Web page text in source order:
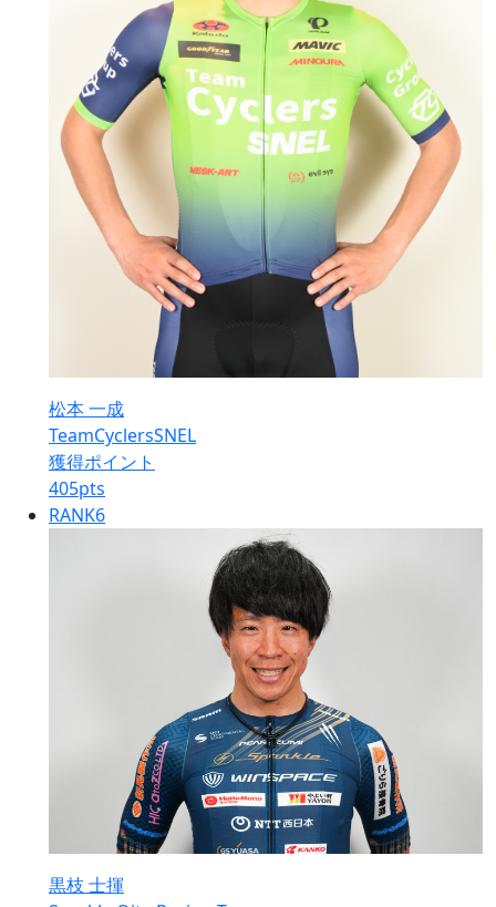
松本 一成
TeamCyclersSNEL
獲得ポイント
405pts
RANK6
黒枝 士揮